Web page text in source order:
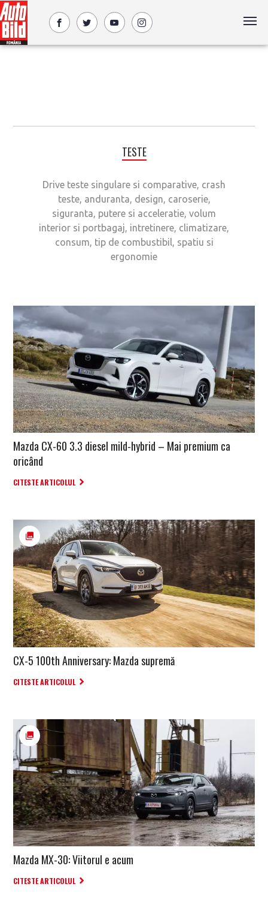
TESTE
Drive teste singulare si comparative, crash
teste, anduranta, design, caroserie,
siguranta, putere si acceleratie, volum
interior si portbagaj, intretinere, climatizare,
consum, tip de combustibil, spatiu si
ergonomie
Mazda CX-60 3.3 diesel mild-hybrid – Mai premium ca
oricând
CITESTE ARTICOLUL
CX-5 100th Anniversary: Mazda supremă
CITESTE ARTICOLUL
Mazda MX-30: Viitorul e acum
CITESTE ARTICOLUL